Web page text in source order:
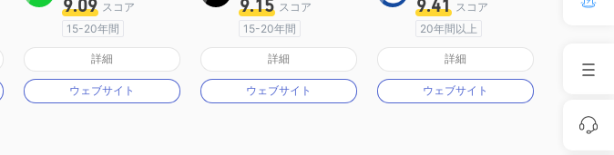
9.09 スコア
15-20年間
オーストラリア規制
マーケットメイキングライセンス（MM）
詳細
ウェブサイト
9.15 スコア
15-20年間
オーストラリア規制
マーケットメイキングライセンス（MM）
詳細
ウェブサイト
9.41 スコア
20年間以上
オーストラリア規制
マーケットメイキングライセンス（MM）
詳細
ウェブサイト